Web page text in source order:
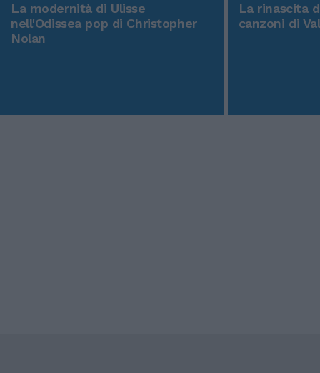
La modernità di Ulisse
nell'Odissea pop di Christopher
Nolan
La rinascita
canzoni di